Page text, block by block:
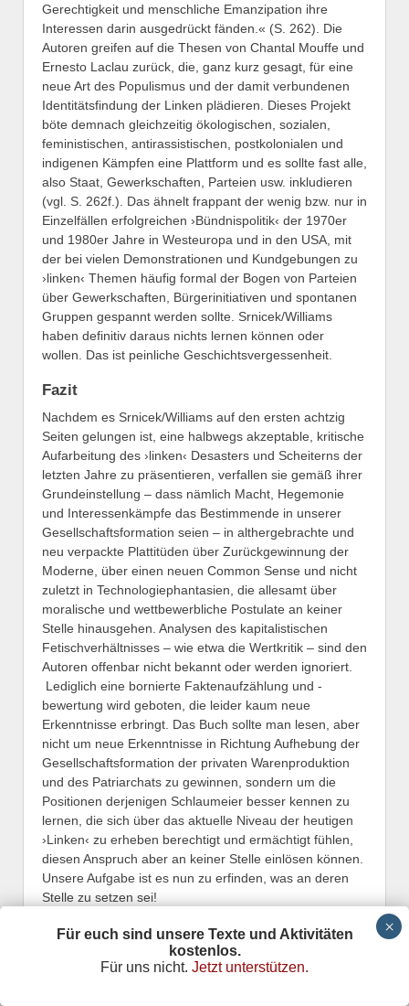
Gerechtigkeit und menschliche Emanzipation ihre
Interessen darin ausgedrückt fänden.« (S. 262). Die
Autoren greifen auf die Thesen von Chantal Mouffe und
Ernesto Laclau zurück, die, ganz kurz gesagt, für eine
neue Art des Populismus und der damit verbundenen
Identitätsfindung der Linken plädieren. Dieses Projekt
böte demnach gleichzeitig ökologischen, sozialen,
feministischen, antirassistischen, postkolonialen und
indigenen Kämpfen eine Plattform und es sollte fast alle,
also Staat, Gewerkschaften, Parteien usw. inkludieren
(vgl. S. 262f.). Das ähnelt frappant der wenig bzw. nur in
Einzelfällen erfolgreichen ›Bündnispolitik‹ der 1970er
und 1980er Jahre in Westeuropa und in den USA, mit
der bei vielen Demonstrationen und Kundgebungen zu
›linken‹ Themen häufig formal der Bogen von Parteien
über Gewerkschaften, Bürgerinitiativen und spontanen
Gruppen gespannt werden sollte. Srnicek/Williams
haben definitiv daraus nichts lernen können oder
wollen. Das ist peinliche Geschichtsvergessenheit.
Fazit
Nachdem es Srnicek/Williams auf den ersten achtzig
Seiten gelungen ist, eine halbwegs akzeptable, kritische
Aufarbeitung des ›linken‹ Desasters und Scheiterns der
letzten Jahre zu präsentieren, verfallen sie gemäß ihrer
Grundeinstellung – dass nämlich Macht, Hegemonie
und Interessenkämpfe das Bestimmende in unserer
Gesellschaftsformation seien – in althergebrachte und
neu verpackte Plattitüden über Zurückgewinnung der
Moderne, über einen neuen Common Sense und nicht
zuletzt in Technologiephantasien, die allesamt über
moralische und wettbewerbliche Postulate an keiner
Stelle hinausgehen. Analysen des kapitalistischen
Fetischverhältnisses – wie etwa die Wertkritik – sind den
Autoren offenbar nicht bekannt oder werden ignoriert.
Lediglich eine bornierte Faktenaufzählung und -
bewertung wird geboten, die leider kaum neue
Erkenntnisse erbringt. Das Buch sollte man lesen, aber
nicht um neue Erkenntnisse in Richtung Aufhebung der
Gesellschaftsformation der privaten Warenproduktion
und des Patriarchats zu gewinnen, sondern um die
Positionen derjenigen Schlaumeier besser kennen zu
lernen, die sich über das aktuelle Niveau der heutigen
›Linken‹ zu erheben berechtigt und ermächtigt fühlen,
diesen Anspruch aber an keiner Stelle einlösen können.
Unsere Aufgabe ist es nun zu erfinden, was an deren
Stelle zu setzen sei!
Gruppe KRISIS; Manifest gegen die Arbeit; 4. Aufl.;
Für euch sind unsere Texte und Aktivitäten
kostenlos.
Für uns nicht. Jetzt unterstützen.